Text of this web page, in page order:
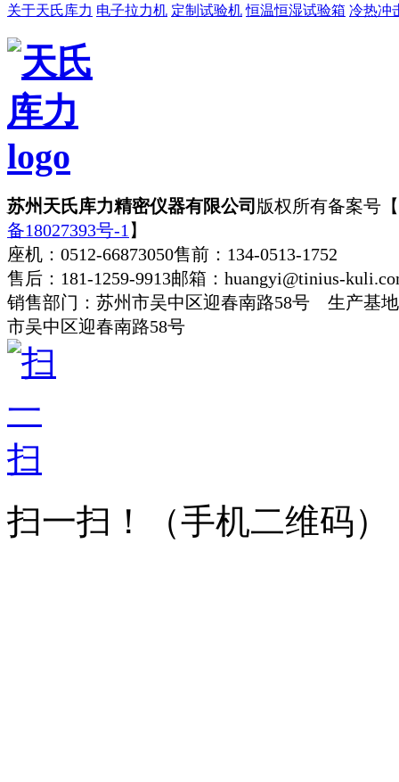
关于天氏库力 电子拉力机 定制试验机 恒温恒湿试验箱 冷热冲
苏州天氏库力精密仪器有限公司 版权所有备案号【
备18027393号-1 】
座机：0512-66873050售前：134-0513-1752
售后：181-1259-9913邮箱：huangyi@tinius-
销售部门：苏州市吴中区迎春南路58号 生产基
市吴中区迎春南路58号
扫一扫！ （手机二维码）